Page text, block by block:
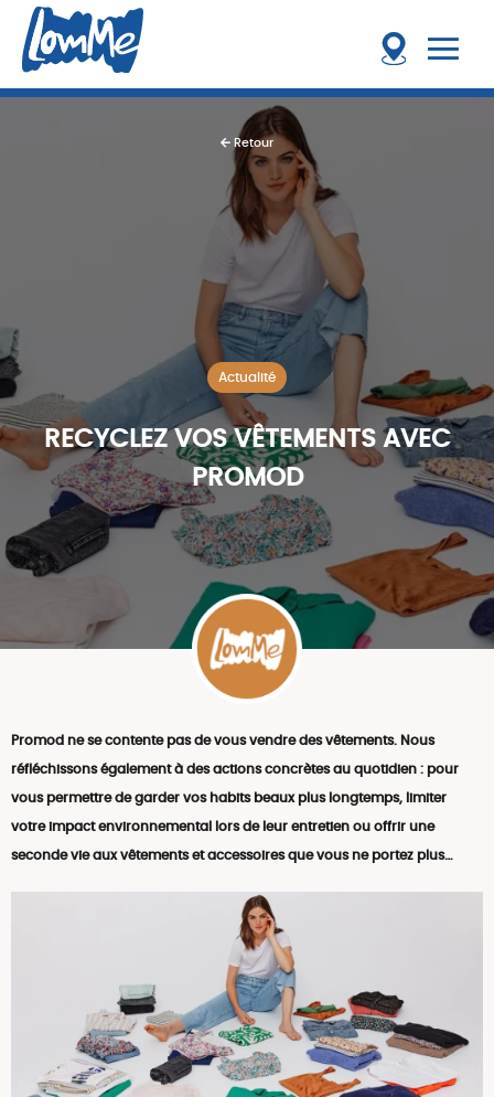
Retour
Actualité
RECYCLEZ VOS VÊTEMENTS AVEC
PROMOD
Promod ne se contente pas de vous vendre des vêtements. Nous
réfléchissons également à des actions concrètes au quotidien : pour
vous permettre de garder vos habits beaux plus longtemps, limiter
votre impact environnemental lors de leur entretien ou offrir une
seconde vie aux vêtements et accessoires que vous ne portez plus…